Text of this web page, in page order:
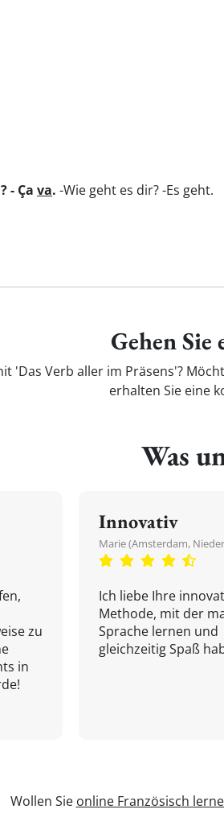
- Ça va. -Wie geht es dir? -Es geht.
Gehen
'Das Verb aller im Präsens'?
erhalten Sie eine
Was
zu
in
Innovativ
Marie (Amsterdam,
Ich liebe Ihre
Methode, mit der
Sprache lernen und
gleichzeitig Spaß
Wollen Sie online Französisch